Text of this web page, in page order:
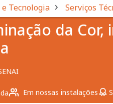
Tecnologia › Serviços
da Cor,
Em nossas instalações